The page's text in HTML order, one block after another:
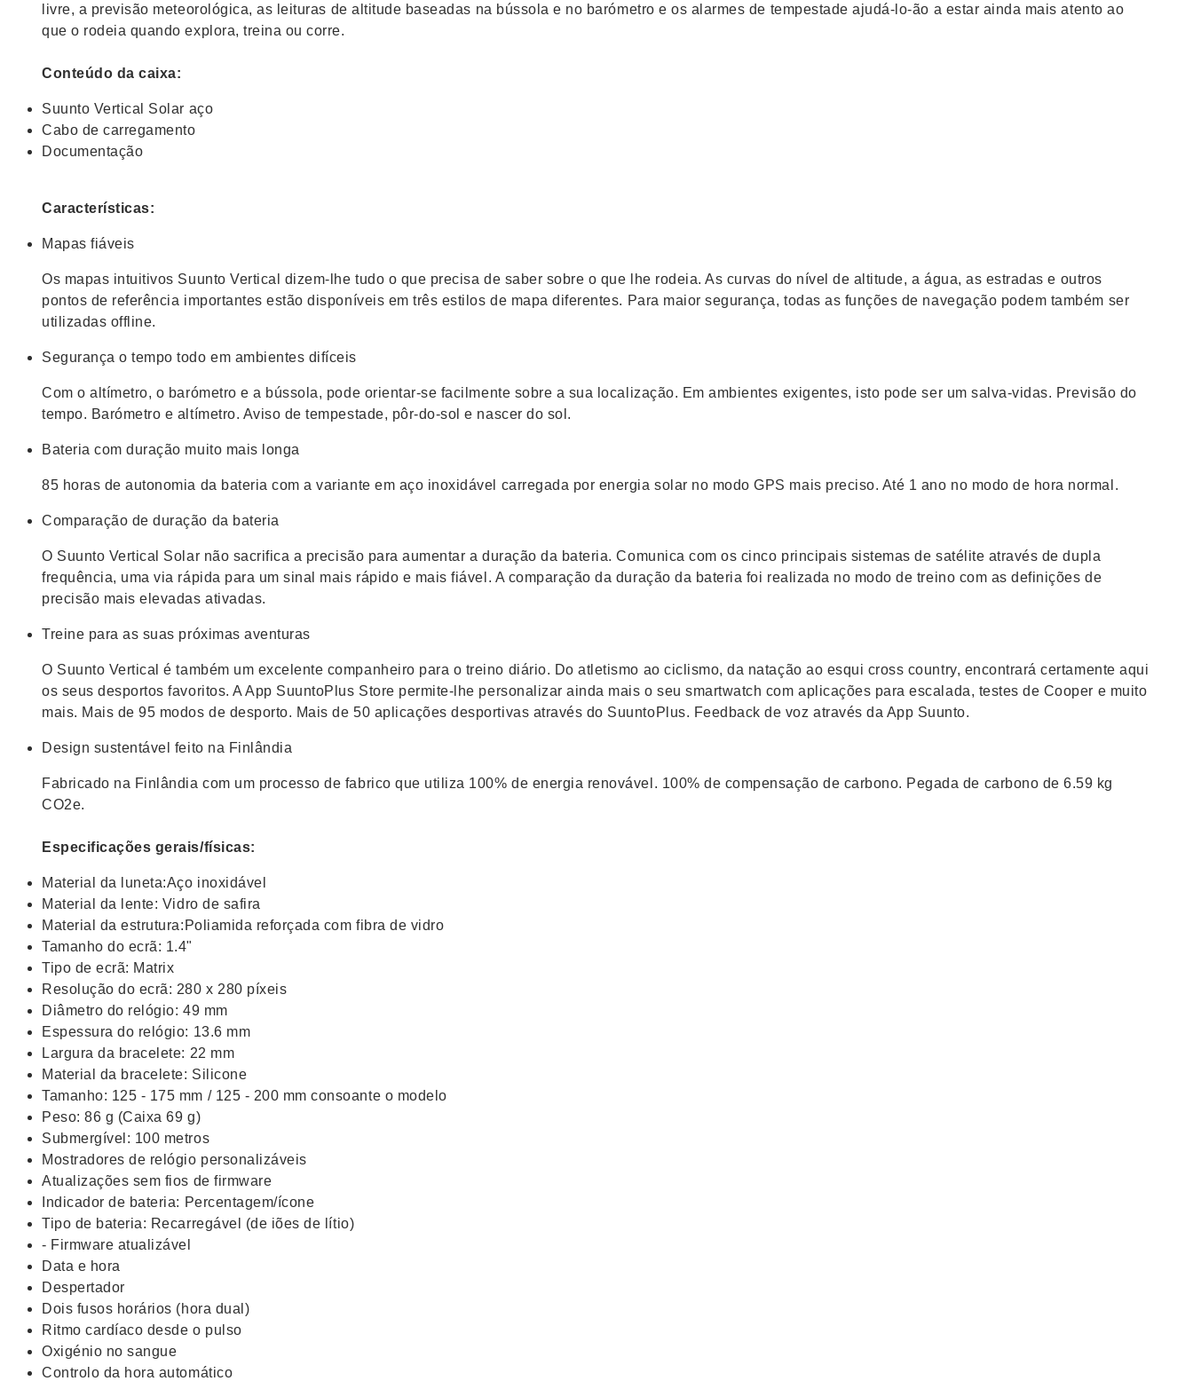
livre, a previsão meteorológica, as leituras de altitude baseadas na bússola e no barómetro e os alarmes de tempestade ajudá-lo-ão a estar ainda mais atento ao
que o rodeia quando explora, treina ou corre.
Conteúdo da caixa:
Suunto Vertical Solar aço
Cabo de carregamento
Documentação
Características:
Mapas fiáveis
Os mapas intuitivos Suunto Vertical dizem-lhe tudo o que precisa de saber sobre o que lhe rodeia. As curvas do nível de altitude, a água, as estradas e outros
pontos de referência importantes estão disponíveis em três estilos de mapa diferentes. Para maior segurança, todas as funções de navegação podem também ser
utilizadas offline.
Segurança o tempo todo em ambientes difíceis
Com o altímetro, o barómetro e a bússola, pode orientar-se facilmente sobre a sua localização. Em ambientes exigentes, isto pode ser um salva-vidas. Previsão do
tempo. Barómetro e altímetro. Aviso de tempestade, pôr-do-sol e nascer do sol.
Bateria com duração muito mais longa
85 horas de autonomia da bateria com a variante em aço inoxidável carregada por energia solar no modo GPS mais preciso. Até 1 ano no modo de hora normal.
Comparação de duração da bateria
O Suunto Vertical Solar não sacrifica a precisão para aumentar a duração da bateria. Comunica com os cinco principais sistemas de satélite através de dupla
frequência, uma via rápida para um sinal mais rápido e mais fiável. A comparação da duração da bateria foi realizada no modo de treino com as definições de
precisão mais elevadas ativadas.
Treine para as suas próximas aventuras
O Suunto Vertical é também um excelente companheiro para o treino diário. Do atletismo ao ciclismo, da natação ao esqui cross country, encontrará certamente aqui
os seus desportos favoritos. A App SuuntoPlus Store permite-lhe personalizar ainda mais o seu smartwatch com aplicações para escalada, testes de Cooper e muito
mais. Mais de 95 modos de desporto. Mais de 50 aplicações desportivas através do SuuntoPlus. Feedback de voz através da App Suunto.
Design sustentável feito na Finlândia
Fabricado na Finlândia com um processo de fabrico que utiliza 100% de energia renovável. 100% de compensação de carbono. Pegada de carbono de 6.59 kg
CO2e.
Especificações gerais/físicas:
Material da luneta:Aço inoxidável
Material da lente: Vidro de safira
Material da estrutura:Poliamida reforçada com fibra de vidro
Tamanho do ecrã: 1.4"
Tipo de ecrã: Matrix
Resolução do ecrã: 280 x 280 píxeis
Diâmetro do relógio: 49 mm
Espessura do relógio: 13.6 mm
Largura da bracelete: 22 mm
Material da bracelete: Silicone
Tamanho: 125 - 175 mm / 125 - 200 mm consoante o modelo
Peso: 86 g (Caixa 69 g)
Submergível: 100 metros
Mostradores de relógio personalizáveis
Atualizações sem fios de firmware
Indicador de bateria: Percentagem/ícone
Tipo de bateria: Recarregável (de iões de lítio)
- Firmware atualizável
Data e hora
Despertador
Dois fusos horários (hora dual)
Ritmo cardíaco desde o pulso
Oxigénio no sangue
Controlo da hora automático